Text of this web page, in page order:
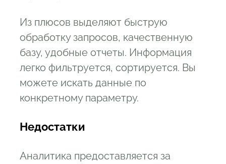
Из плюсов выделяют быструю
обработку запросов, качественную
базу, удобные отчеты. Информация
легко фильтруется, сортируется. Вы
можете искать данные по
конкретному параметру.
Недостатки
Аналитика предоставляется за